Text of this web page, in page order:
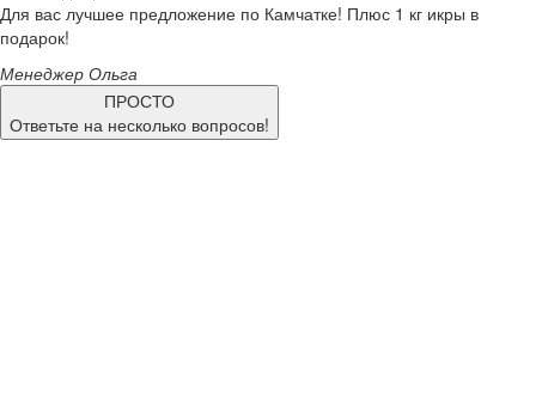
Для вас лучшее предложение по Камчатке! Плюс 1 кг икры в
подарок!
Менеджер Ольга
ПРОСТО
Ответьте на несколько вопросов!